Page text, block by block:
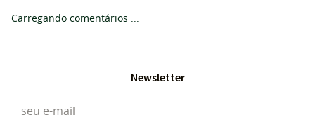
Carregando comentários ...
Newsletter